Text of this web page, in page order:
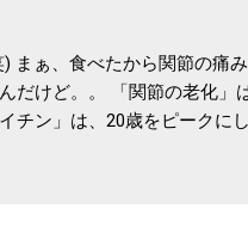
まぁ、食べたから関節の痛
だけど。。 「関節の老化」
チン」は、20歳をピークに
ン」を補うことが大切。そ